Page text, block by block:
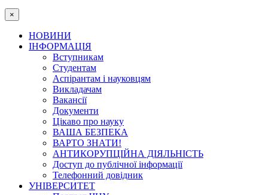
×
НОВИНИ
ІНФОРМАЦІЯ
Вступникам
Студентам
Аспірантам і науковцям
Викладачам
Вакансії
Документи
Цікаво про науку
ВАША БЕЗПЕКА
ВАРТО ЗНАТИ!
АНТИКОРУПЦІЙНА ДІЯЛЬНІСТЬ
Доступ до публічної інформації
Телефонний довідник
УНІВЕРСИТЕТ